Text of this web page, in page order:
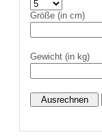
Impfsicherheit
Recht auf Impfung
Notdienste
Empfehlungen
Material zu den
Größe (in cm)
Gewicht (in kg)